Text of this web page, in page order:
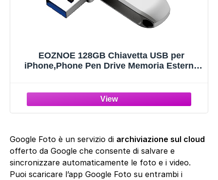
EOZNOE 128GB Chiavetta USB per
iPhone,Phone Pen Drive Memoria Esterna
Phone/i Pad/Android/PC
Google Foto è un servizio di archiviazione sul cloud
offerto da Google che consente di salvare e
sincronizzare automaticamente le foto e i video.
Puoi scaricare l’app Google Foto su entrambi i